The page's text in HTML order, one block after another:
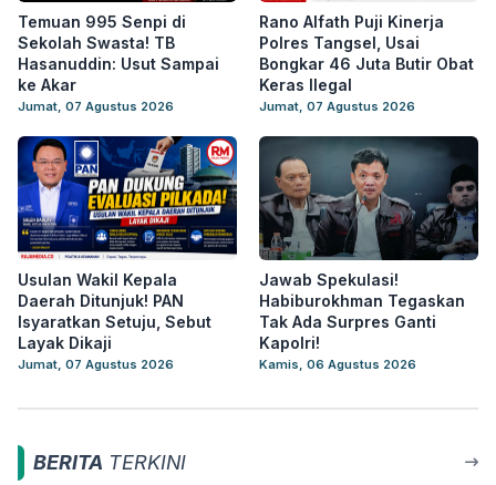
Temuan 995 Senpi di
Sekolah Swasta! TB
Hasanuddin: Usut Sampai
ke Akar
Jumat, 07 Agustus 2026
Rano Alfath Puji Kinerja
Polres Tangsel, Usai
Bongkar 46 Juta Butir Obat
Keras Ilegal
Jumat, 07 Agustus 2026
Usulan Wakil Kepala
Daerah Ditunjuk! PAN
Isyaratkan Setuju, Sebut
Layak Dikaji
Jumat, 07 Agustus 2026
Jawab Spekulasi!
Habiburokhman Tegaskan
Tak Ada Surpres Ganti
Kapolri!
Kamis, 06 Agustus 2026
BERITA TERKINI